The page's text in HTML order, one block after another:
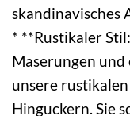
skandinavisches
* **Rustikaler
Maserungen
unsere
Hinguckern. Sie